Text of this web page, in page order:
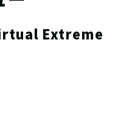
し、必要な
Extreme